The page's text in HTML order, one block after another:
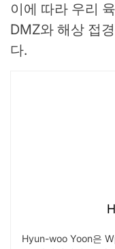
이에 따라 우리
DMZ와 해상 접
다.
Hyun-woo Yoon은